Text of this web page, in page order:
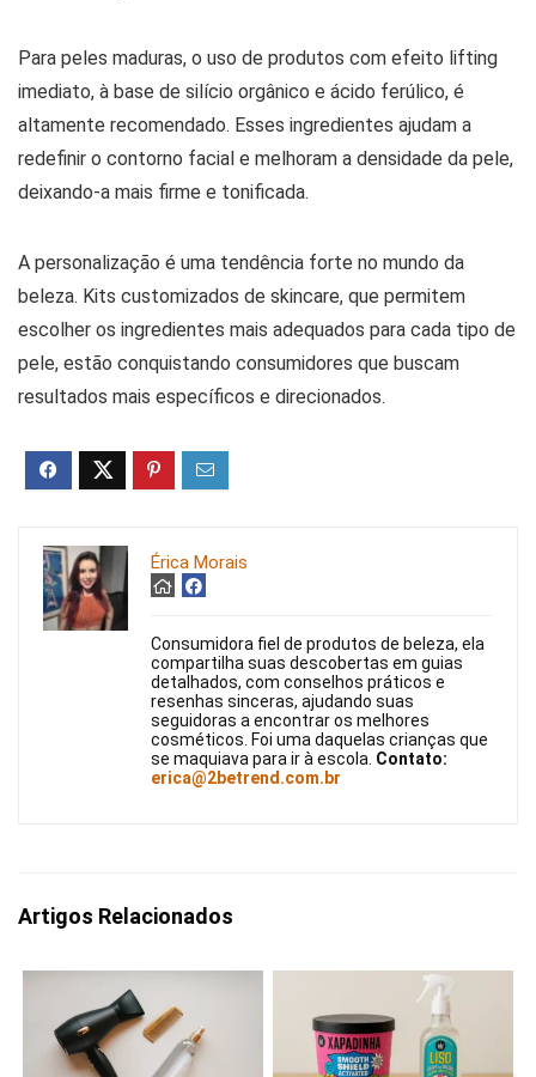
Para peles maduras, o uso de produtos com efeito lifting
imediato, à base de silício orgânico e ácido ferúlico, é
altamente recomendado. Esses ingredientes ajudam a
redefinir o contorno facial e melhoram a densidade da pele,
deixando-a mais firme e tonificada.
A personalização é uma tendência forte no mundo da
beleza. Kits customizados de skincare, que permitem
escolher os ingredientes mais adequados para cada tipo de
pele, estão conquistando consumidores que buscam
resultados mais específicos e direcionados.
Érica Morais
Consumidora fiel de produtos de beleza, ela
compartilha suas descobertas em guias
detalhados, com conselhos práticos e
resenhas sinceras, ajudando suas
seguidoras a encontrar os melhores
cosméticos. Foi uma daquelas crianças que
se maquiava para ir à escola. Contato:
erica@2betrend.com.br
Artigos Relacionados